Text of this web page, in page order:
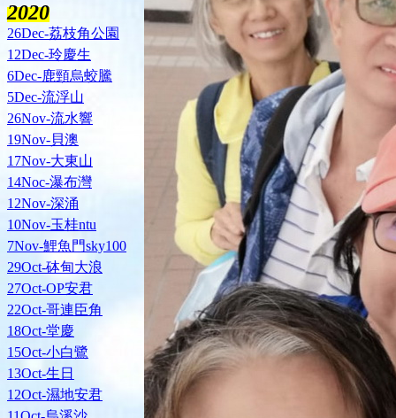
2020
26Dec-荔枝角公園
12Dec-玲慶生
6Dec-鹿頸烏蛟騰
5Dec-流浮山
26Nov-流水響
19Nov-貝澳
17Nov-大東山
14Noc-瀑布灣
12Nov-深涌
10Nov-玉桂ntu
7Nov-鯉魚門sky100
29Oct-砵甸大浪
27Oct-OP安君
22Oct-哥連臣角
18Oct-堂慶
15Oct-小白鷺
13Oct-生日
12Oct-濕地安君